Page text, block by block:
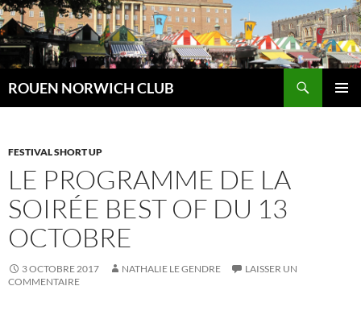
Aller
au
contenu
ROUEN NORWICH CLUB
FESTIVAL SHORT UP
LE PROGRAMME DE LA
SOIRÉE BEST OF DU 13
OCTOBRE
3 OCTOBRE 2017 NATHALIE LE GENDRE
LAISSER UN
COMMENTAIRE